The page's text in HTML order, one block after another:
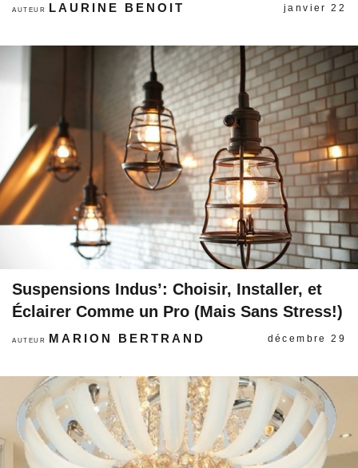
AUTEUR LAURINE BENOIT janvier 22
Suspensions Indus’: Choisir, Installer, et
Éclairer Comme un Pro (Mais Sans Stress!)
AUTEUR MARION BERTRAND décembre 29